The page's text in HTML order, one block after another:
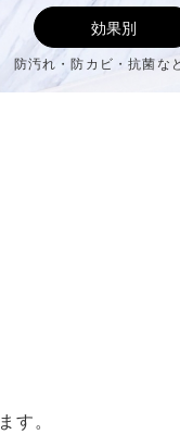
効果別
防汚れ・防カビ・抗菌な
す。